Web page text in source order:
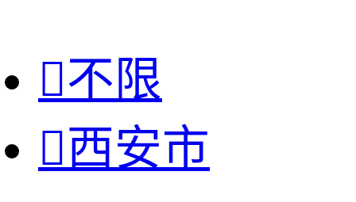
不限
西安市